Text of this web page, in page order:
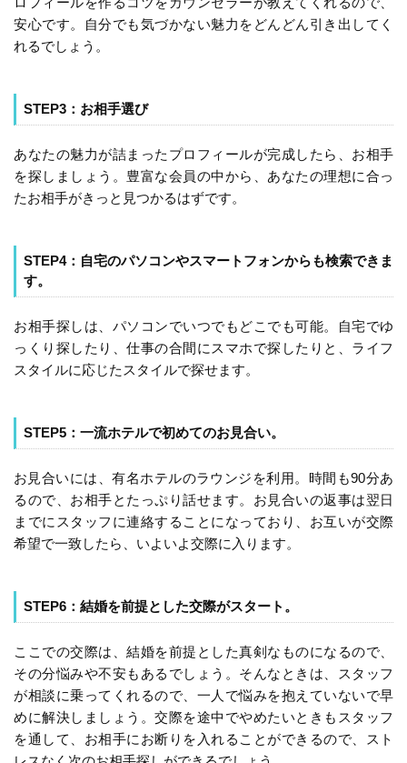
安心です。自分でも気づかない魅力をどんどん引き出してく
れるでしょう。
STEP3：お相手選び
あなたの魅力が詰まったプロフィールが完成したら、お相手
を探しましょう。豊富な会員の中から、あなたの理想に合っ
たお相手がきっと見つかるはずです。
STEP4：自宅のパソコンやスマートフォンからも検索できま
す。
お相手探しは、パソコンでいつでもどこでも可能。自宅でゆ
っくり探したり、仕事の合間にスマホで探したりと、ライフ
スタイルに応じたスタイルで探せます。
STEP5：一流ホテルで初めてのお見合い。
お見合いには、有名ホテルのラウンジを利用。時間も90分あ
るので、お相手とたっぷり話せます。お見合いの返事は翌日
までにスタッフに連絡することになっており、お互いが交際
希望で一致したら、いよいよ交際に入ります。
STEP6：結婚を前提とした交際がスタート。
ここでの交際は、結婚を前提とした真剣なものになるので、
その分悩みや不安もあるでしょう。そんなときは、スタッフ
が相談に乗ってくれるので、一人で悩みを抱えていないで早
めに解決しましょう。交際を途中でやめたいときもスタッフ
を通して、お相手にお断りを入れることができるので、スト